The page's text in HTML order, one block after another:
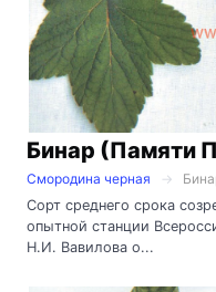
Бинар (Памяти
Смородина черная
Сорт среднего срока
опытной станции
Н.И. Вавилова о...